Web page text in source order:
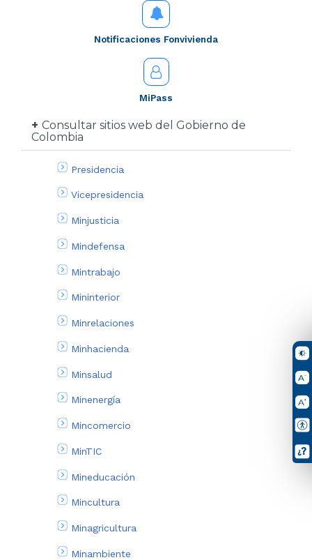
Notificaciones Fonvivienda
MiPass
Consultar sitios web del Gobierno de
Colombia
Presidencia
Vicepresidencia
Minjusticia
Mindefensa
Mintrabajo
Mininterior
Minrelaciones
Minhacienda
Minsalud
Minenergía
Mincomercio
MinTIC
Mineducación
Mincultura
Minagricultura
Minambiente